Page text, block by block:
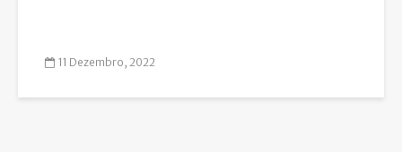
11 Dezembro, 2022